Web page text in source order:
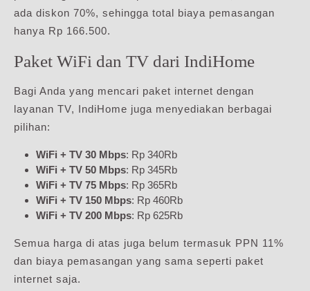
ada diskon 70%, sehingga total biaya pemasangan
hanya Rp 166.500.
Paket WiFi dan TV dari IndiHome
Bagi Anda yang mencari paket internet dengan
layanan TV, IndiHome juga menyediakan berbagai
pilihan:
WiFi + TV 30 Mbps: Rp 340Rb
WiFi + TV 50 Mbps: Rp 345Rb
WiFi + TV 75 Mbps: Rp 365Rb
WiFi + TV 150 Mbps: Rp 460Rb
WiFi + TV 200 Mbps: Rp 625Rb
Semua harga di atas juga belum termasuk PPN 11%
dan biaya pemasangan yang sama seperti paket
internet saja.